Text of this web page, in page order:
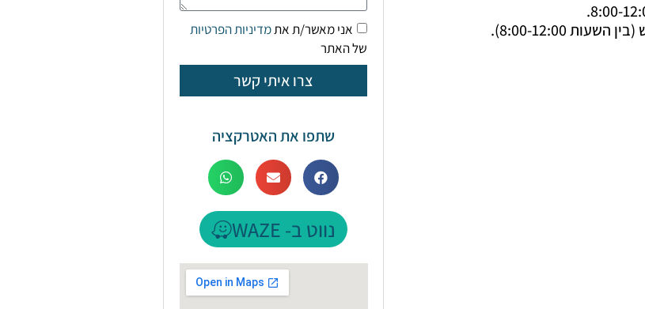
8:00-12:00).
אני מאשר/ת אתמדיניות הפרטיות
של האתר
צרו איתי קשר
שתפו את האטרקציה
נווט ב- WAZE